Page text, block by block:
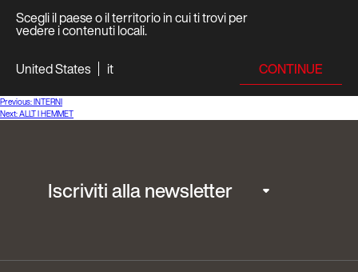
Scegli il paese o il territorio in cui ti trovi per
vedere i contenuti locali.
United States
it CONTINUE
Navigazione
articoli
Previous:INTERNI
Next:ALLT I HEMMET
Iscriviti alla newsletter